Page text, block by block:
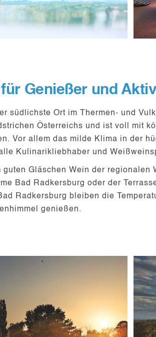
Genießer und
südlichste Ort im Thermen- und
Österreichs und ist voll mit
Vor allem das milde Klima in der
Kulinarikliebhaber und
guten Gläschen Wein der regionalen
Bad Radkersburg oder der
Radkersburg bleiben die
genießen.